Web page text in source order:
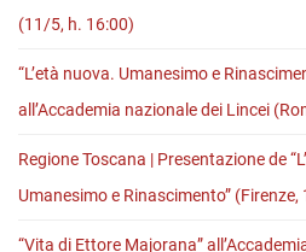
(11/5, h. 16:00)
“L’età nuova. Umanesimo e
all’Accademia nazionale dei Lincei
Regione Toscana | Presentazione de
Umanesimo e Rinascimento”
“Vita di Ettore Majorana”